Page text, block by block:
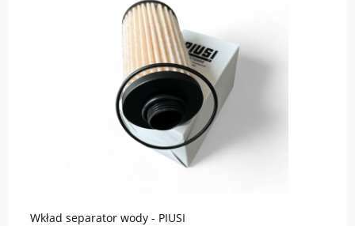
Wkład separator wody - PIUSI
do koszyka